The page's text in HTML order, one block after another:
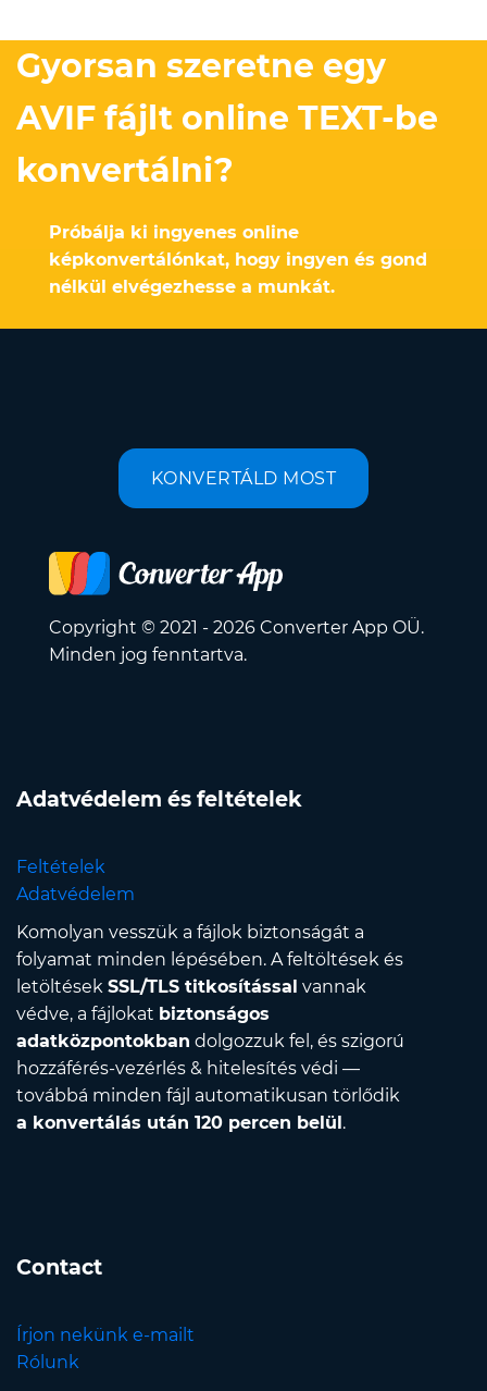
Gyorsan szeretne egy
AVIF fájlt online TEXT-be
konvertálni?
Próbálja ki ingyenes online
képkonvertálónkat, hogy ingyen és gond
nélkül elvégezhesse a munkát.
KONVERTÁLD MOST
Copyright © 2021 - 2026 Converter App OÜ.
Minden jog fenntartva.
Adatvédelem és feltételek
Feltételek
Adatvédelem
Komolyan vesszük a fájlok biztonságát a
folyamat minden lépésében. A feltöltések és
letöltések SSL/TLS titkosítással vannak
védve, a fájlokat biztonságos
adatközpontokban dolgozzuk fel, és szigorú
hozzáférés-vezérlés & hitelesítés védi —
továbbá minden fájl automatikusan törlődik
a konvertálás után 120 percen belül .
Contact
Írjon nekünk e-mailt
Rólunk